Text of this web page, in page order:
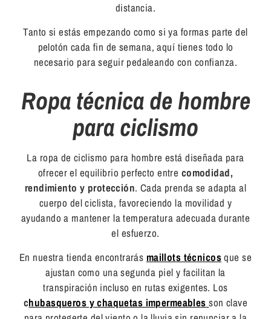
distancia.
Tanto si estás empezando como si ya formas parte del
pelotón cada fin de semana, aquí tienes todo lo
necesario para seguir pedaleando con confianza.
Ropa técnica de hombre
para ciclismo
La ropa de ciclismo para hombre está diseñada para
ofrecer el equilibrio perfecto entre comodidad,
rendimiento y protección. Cada prenda se adapta al
cuerpo del ciclista, favoreciendo la movilidad y
ayudando a mantener la temperatura adecuada durante
el esfuerzo.
En nuestra tienda encontrarás maillots técnicosque se
ajustan como una segunda piel y facilitan la
transpiración incluso en rutas exigentes. Los
chubasqueros y chaquetas impermeables son clave